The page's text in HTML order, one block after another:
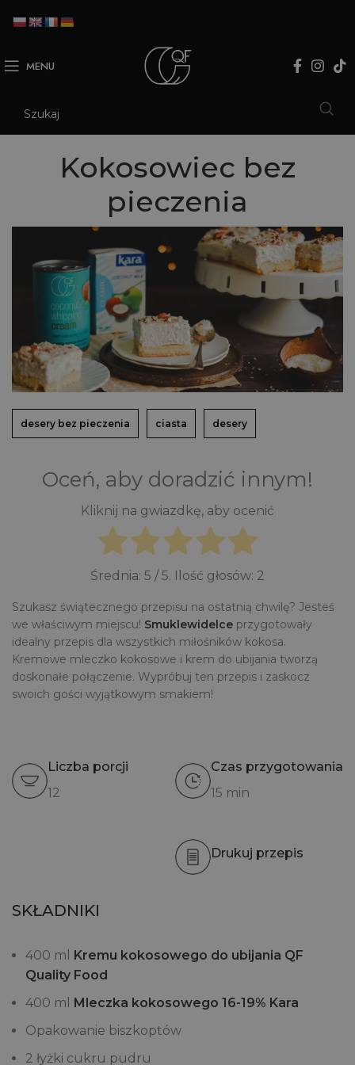
MENU
Kokosowiec bez
pieczenia
desery bez pieczenia ciasta desery
Oceń, aby doradzić innym!
Kliknij na gwiazdkę, aby ocenić
Średnia: 5 / 5. Ilość głosów: 2
Szukasz świątecznego przepisu na ostatnią chwilę? Jesteś
we właściwym miejscu! Smuklewidelce przygotowały
idealny przepis dla wszystkich miłośników kokosa.
Kremowe mleczko kokosowe i krem do ubijania tworzą
doskonałe połączenie. Wypróbuj ten przepis i zaskocz
swoich gości wyjątkowym smakiem!
Liczba porcji
12
Czas przygotowania
15 min
Drukuj przepis
SKŁADNIKI
400 ml
Kremu kokosowego do ubijania QF
Quality Food
400 ml
Mleczka kokosowego 16-19% Kara
Opakowanie biszkoptów
2 łyżki cukru pudru